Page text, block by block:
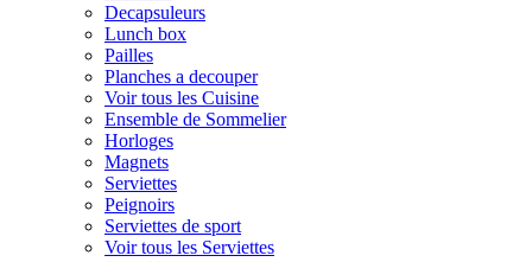
Decapsuleurs
Lunch box
Pailles
Planches a decouper
Voir tous les Cuisine
Ensemble de Sommelier
Horloges
Magnets
Serviettes
Peignoirs
Serviettes de sport
Voir tous les Serviettes